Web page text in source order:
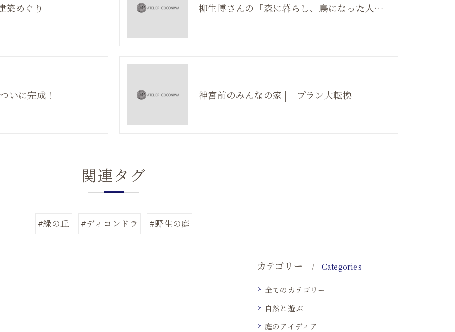
築めぐり 柳生博さんの「森に暮らし、鳥になった人」 | おすすめ本
いに完成！ 神宮前のみんなの家 | プラン大転換
関連タグ
#緑の丘 #ディコンドラ #野生の庭
カテゴリー Categories
全てのカテゴリー
自然と遊ぶ
庭のアイディア